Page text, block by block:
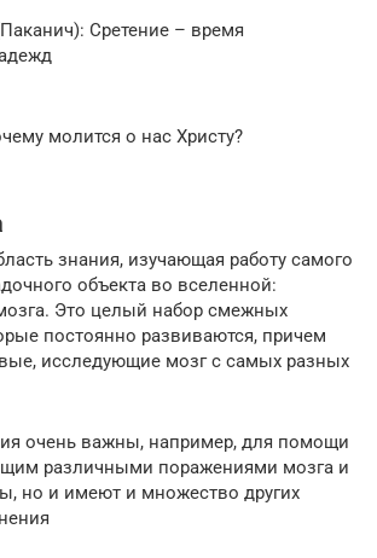
Сретение – время
молится о нас Христу?
знания, изучающая работу самого
объекта во вселенной:
Это целый набор смежных
постоянно развиваются, причем
исследующие мозг с самых разных
очень важны, например, для помощи
различными поражениями мозга и
но и имеют и множество других